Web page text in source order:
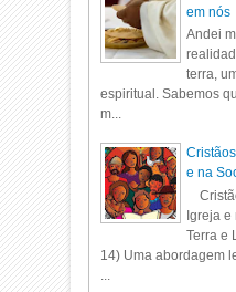
em nós
Andei
terra,
espiritual. Sabemos
m...
e na
Igreja e
Terra e
14) Uma abordagem